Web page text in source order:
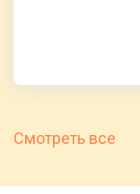
Смотреть все